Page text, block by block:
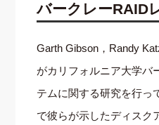
バークレーRAID
Garth Gibson，Randy
がカリフォルニア大学バ
テムに関する研究を行っ
で彼らが示したディスク